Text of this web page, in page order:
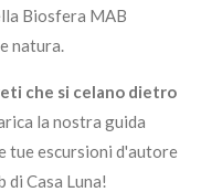
Biosfera MAB
natura.
che si celano dietro
la nostra guida
tue escursioni d'autore
di Casa Luna!